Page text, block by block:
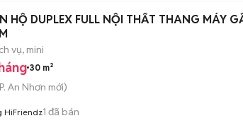
HỘ DUPLEX FULL NỘI THẤT THANG MÁY
vụ, mini
30 m²
P. An Nhơn mới)
HiFriendz1 đã bán